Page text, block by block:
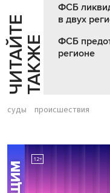
Ч
И
Т
АЙ
Т
Е
Т
А
К
ЖЕ
ФСБ
в двух
ФСБ
регионе
суды происшествия